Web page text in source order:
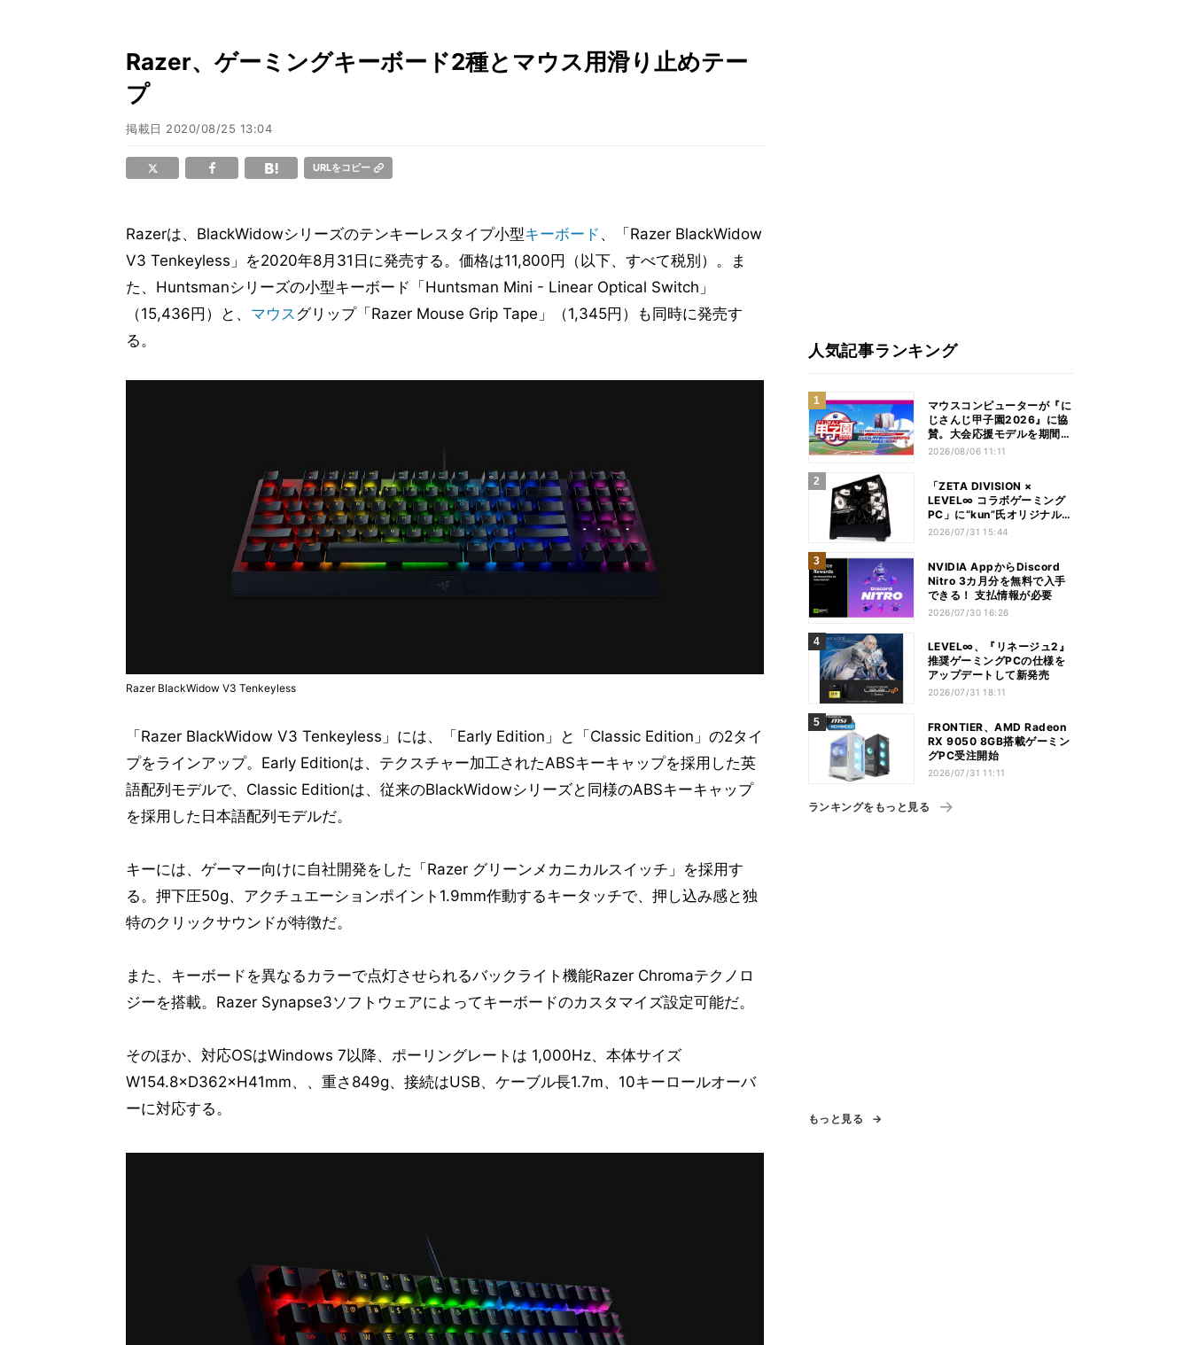
Razer、ゲーミングキーボード2種とマウス用滑り止めテー
プ
掲載日 2020/08/25 13:04
URLをコピー
Razerは、BlackWidowシリーズのテンキーレスタイプ小型キーボード 、「Razer BlackWidow
V3 Tenkeyless」を2020年8月31日に発売する。価格は11,800円（以下、すべて税別）。ま
た、Huntsmanシリーズの小型キーボード「Huntsman Mini - Linear Optical Switch」
（15,436円）と、 マウス グリップ「Razer Mouse Grip Tape」（1,345円）も同時に発売す
る。
Razer BlackWidow V3 Tenkeyless
「Razer BlackWidow V3 Tenkeyless」には、「Early Edition」と「Classic Edition」の2タイ
プをラインアップ。Early Editionは、テクスチャー加工されたABSキーキャップを採用した英
語配列モデルで、Classic Editionは、従来のBlackWidowシリーズと同様のABSキーキャップ
を採用した日本語配列モデルだ。
キーには、ゲーマー向けに自社開発をした「Razer グリーンメカニカルスイッチ」を採用す
る。押下圧50g、アクチュエーションポイント1.9mm作動するキータッチで、押し込み感と独
特のクリックサウンドが特徴だ。
また、キーボードを異なるカラーで点灯させられるバックライト機能Razer Chromaテクノロ
ジーを搭載。Razer Synapse3ソフトウェアによってキーボードのカスタマイズ設定可能だ。
そのほか、対応OSはWindows 7以降、ポーリングレートは 1,000Hz、本体サイズ
W154.8×D362×H41mm、、重さ849g、接続はUSB、ケーブル長1.7m、10キーロールオーバ
ーに対応する。
人気記事ランキング
マウスコンピューターが『に
じさんじ甲子園2026』に協
賛。大会応援モデルを期間限
定発売
2026/08/06 11:11
「ZETA DIVISION ×
LEVEL∞ コラボゲーミング
PC」に“kun”氏オリジナルデ
ザインを100台限定で発売
2026/07/31 15:44
NVIDIA AppからDiscord
Nitro 3カ月分を無料で入手
できる！ 支払情報が必要
2026/07/30 16:26
LEVEL∞、『リネージュ2』
推奨ゲーミングPCの仕様を
アップデートして新発売
2026/07/31 18:11
FRONTIER、AMD Radeon
RX 9050 8GB搭載ゲーミン
グPC受注開始
2026/07/31 11:11
ランキングをもっと見る
もっと見る